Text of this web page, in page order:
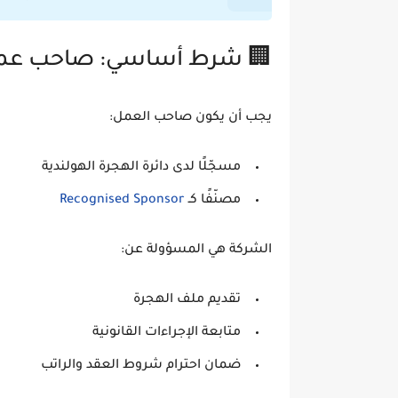
🏢 شرط أساسي: صاحب
يجب أن يكون صاحب العمل:
مسجّلًا لدى دائرة الهجرة الهولندية
مصنّفًا كـ Recognised Sponsor
الشركة هي المسؤولة عن:
تقديم ملف الهجرة
متابعة الإجراءات القانونية
ضمان احترام شروط العقد والراتب